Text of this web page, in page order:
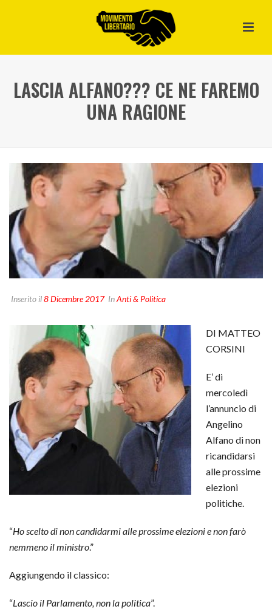
LASCIA ALFANO??? CE NE FAREMO
UNA RAGIONE
Inserito il8 Dicembre 2017 InAnti & Politica
DI MATTEO
CORSINI
E’ di
mercoledì
l’annuncio di
Angelino
Alfano di non
ricandidarsi
alle prossime
elezioni
politiche.
“Ho scelto di non candidarmi alle prossime elezioni e non farò
nemmeno il ministro.”
Aggiungendo il classico:
“Lascio il Parlamento, non la politica”.